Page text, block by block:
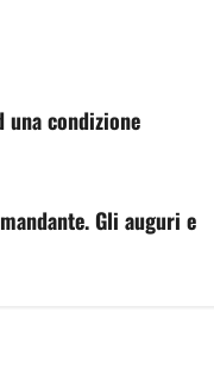
una condizione
Gli auguri e